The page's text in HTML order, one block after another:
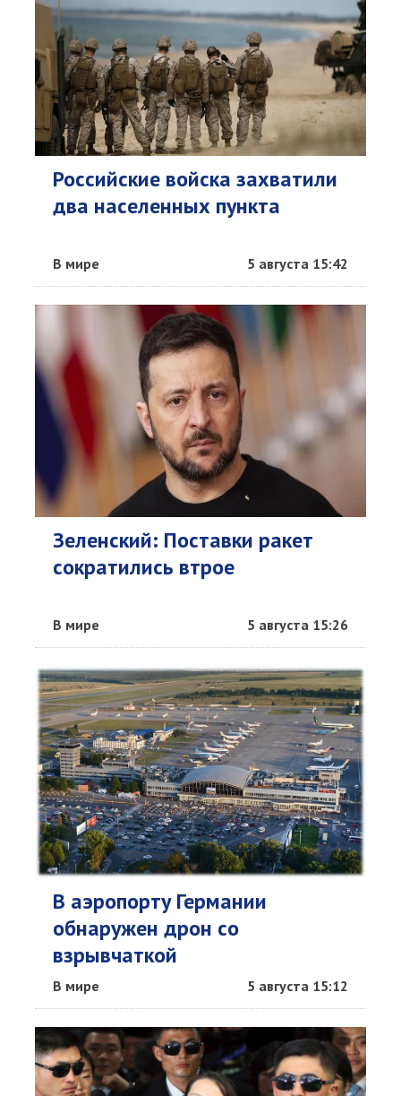
Российские войска захватили
два населенных пункта
В мире 5 августа 15:42
Зеленский: Поставки ракет
сократились втрое
В мире 5 августа 15:26
В аэропорту Германии
обнаружен дрон со
взрывчаткой
В мире 5 августа 15:12